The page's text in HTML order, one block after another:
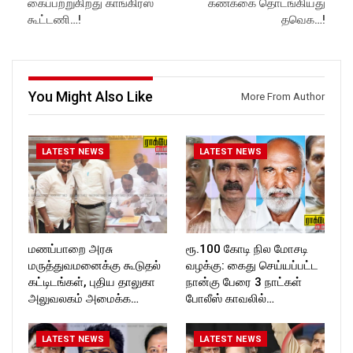
in//
Subscribe:
https://www.facebook.com/R
ockforttimes
Follow us on:
https://www.instagram.com/ro
Follow us on:
https://twitter.com/ROCKFOR
T_TIMESC
Like us on:
https://www.facebook.com/R
ckforttimes/
https://twitter.com/ROCKFOR
T_TIMES
கைப்பற்றுகிறது காங்கிரஸ்
கூட்டணி…!
கணக்கை தொடங்கியது
தவெக…!
You Might Also Like More From Author
LATEST NEWS
மணப்பாறை அரசு
மருத்துவமனைக்கு கூடுதல்
கட்டிடங்கள், புதிய தாலுகா
அலுவலகம் அமைக்க…
LATEST NEWS
ரூ.100 கோடி நில மோசடி
வழக்கு: கைது செய்யப்பட்ட
நான்கு பேரை 3 நாட்கள்
போலீஸ் காவலில்…
LATEST NEWS LATEST NEWS